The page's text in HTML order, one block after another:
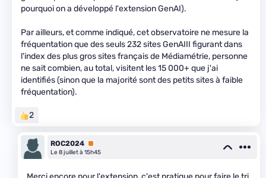
pourquoi on a développé l'extension GenAI).
Par ailleurs, et comme indiqué, cet observatoire ne mesure la
fréquentation que des seuls 232 sites GenAIII figurant dans
l'index des plus gros sites français de Médiamétrie, personne
ne sait combien, au total, visitent les 15 000+ que j'ai
identifiés (sinon que la majorité sont des petits sites à faible
fréquentation).
2
ROC2024 Premium
Le 8 juillet à 15h45